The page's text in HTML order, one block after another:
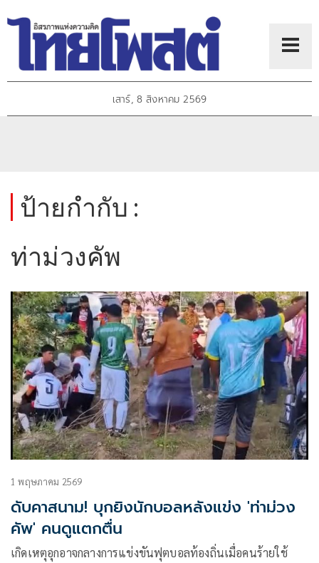
เสาร์, 8 สิงหาคม 2569
ป้ายกำกับ :
ท่าม่วงคัพ
1 พฤษภาคม 2569
ดับคาสนาม! บุกยิงนักบอลหลังแข่ง 'ท่าม่วง
คัพ' คนดูแตกตื่น
เกิดเหตุอุกอาจกลางการแข่งขันฟุตบอลท้องถิ่นเมื่อคนร้ายใช้